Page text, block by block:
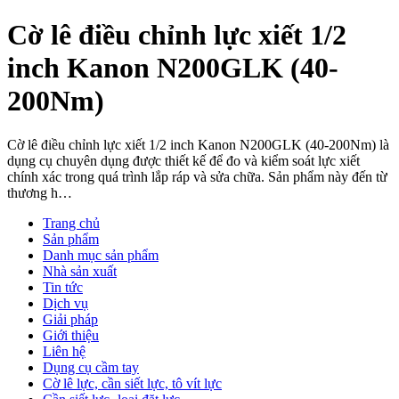
Cờ lê điều chỉnh lực xiết 1/2
inch Kanon N200GLK (40-
200Nm)
Cờ lê điều chỉnh lực xiết 1/2 inch Kanon N200GLK (40-200Nm) là
dụng cụ chuyên dụng được thiết kế để đo và kiểm soát lực xiết
chính xác trong quá trình lắp ráp và sửa chữa. Sản phẩm này đến từ
thương h…
Trang chủ
Sản phẩm
Danh mục sản phẩm
Nhà sản xuất
Tin tức
Dịch vụ
Giải pháp
Giới thiệu
Liên hệ
Dụng cụ cầm tay
Cờ lê lực, cần siết lực, tô vít lực